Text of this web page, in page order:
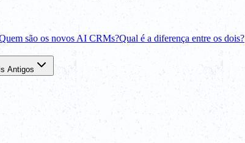
são os novos AI CRMs?Qual é a diferença entre os dois?
Antigos